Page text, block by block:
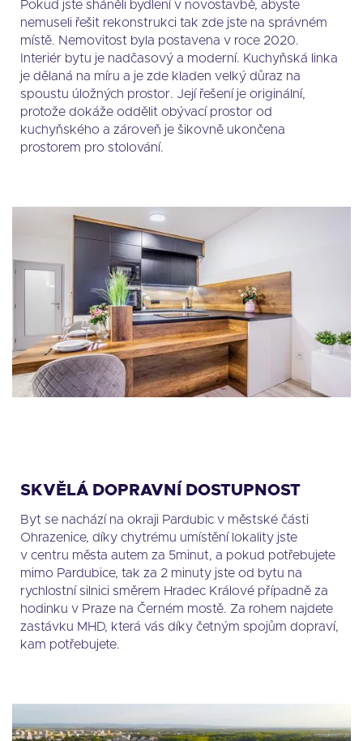
Pokud jste sháněli bydlení v novostavbě, abyste
nemuseli řešit rekonstrukci tak zde jste na správném
místě. Nemovitost byla postavena v roce 2020.
Interiér bytu je nadčasový a moderní. Kuchyňská linka
je dělaná na míru a je zde kladen velký důraz na
spoustu úložných prostor. Její řešení je originální,
protože dokáže oddělit obývací prostor od
kuchyňského a zároveň je šikovně ukončena
prostorem pro stolování.
SKVĚLÁ DOPRAVNÍ DOSTUPNOST
Byt se nachází na okraji Pardubic v městské části
Ohrazenice, díky chytrému umístění lokality jste
v centru města autem za 5minut, a pokud potřebujete
mimo Pardubice, tak za 2 minuty jste od bytu na
rychlostní silnici směrem Hradec Králové případně za
hodinku v Praze na Černém mostě. Za rohem najdete
zastávku MHD, která vás díky četným spojům dopraví,
kam potřebujete.